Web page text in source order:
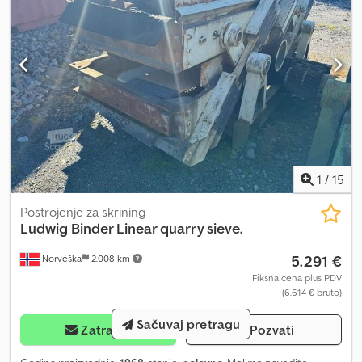
1 / 15
Norveška 2.008 km
Postrojenje za skrining
Ludwig Binder Linear quarry sieve.
5.291 €
Fiksna cena plus PDV
(6.614 € bruto)
Zatražiti Pozvati
Sačuvaj pretragu